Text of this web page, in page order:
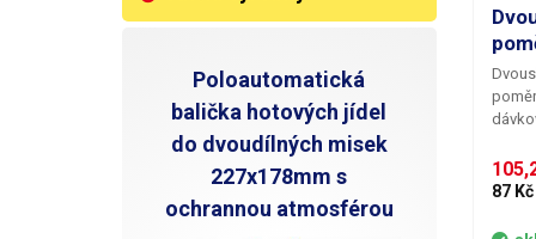
Poloautomatická
balička hotových jídel
do dvoudílných misek
227x178mm s
ochrannou atmosférou
které
má
87 Kč